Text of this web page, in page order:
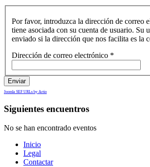
Por favor, introduzca la dirección de correo
tiene asociada con su cuenta de usuario. Su
enviado si la dirección que nos facilita es la
Dirección de correo electrónico *
Enviar
Joomla SEF URLs by Artio
Siguientes encuentros
No se han encontrado eventos
Inicio
Legal
Contactar